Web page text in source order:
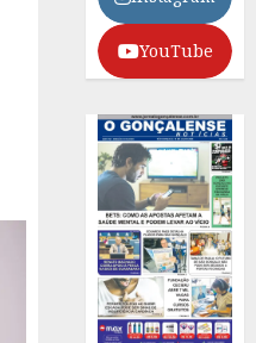
YouTube